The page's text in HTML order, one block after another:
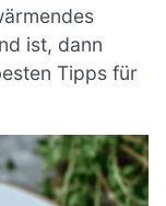
ist, dann
Tipps für